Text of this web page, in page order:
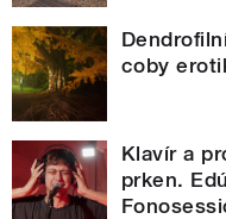
coby
Klavír a
prken.